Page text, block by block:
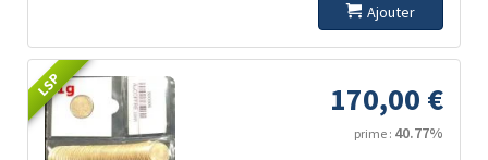
Ajouter
LSP 170,00 €
prime : 40.77%